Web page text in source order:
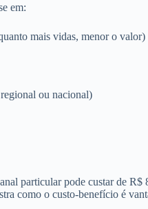
em:
mais vidas, menor o valor)
ou nacional)
particular pode custar de
como o custo-benefício é